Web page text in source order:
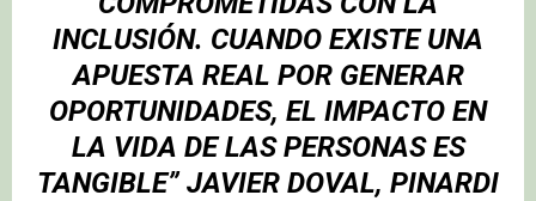
INCLUSIÓN. CUANDO EXISTE UNA
APUESTA REAL POR GENERAR
OPORTUNIDADES, EL IMPACTO EN
LA VIDA DE LAS PERSONAS ES
TANGIBLE” JAVIER DOVAL, PINARDI